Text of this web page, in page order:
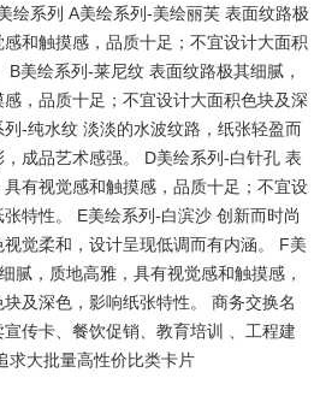
4
绘系列 A美绘系列-美绘丽芙 表面纹路极
和触摸感，品质十足；不宜设计大面积
美绘系列-莱尼纹 表面纹路极其细腻，
，品质十足；不宜设计大面积色块及深
-纯水纹 淡淡的水波纹路，纸张轻盈而
成品艺术感强。 D美绘系列-白针孔 表
有视觉感和触摸感，品质十足；不宜设
特性。 E美绘系列-白滨沙 创新而时尚
觉柔和，设计呈现低调而有内涵。 F美
腻，质地高雅，具有视觉感和触摸感，
及深色，影响纸张特性。 商务交换名
传卡、餐饮促销、教育培训 、工程建
求大批量高性价比类卡片